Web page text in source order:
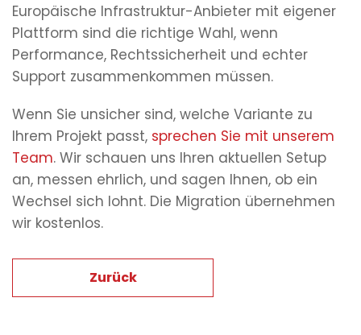
Europäische Infrastruktur-Anbieter mit eigener
Plattform sind die richtige Wahl, wenn
Performance, Rechtssicherheit und echter
Support zusammenkommen müssen.
Wenn Sie unsicher sind, welche Variante zu
Ihrem Projekt passt, sprechen Sie mit unserem
Team. Wir schauen uns Ihren aktuellen Setup
an, messen ehrlich, und sagen Ihnen, ob ein
Wechsel sich lohnt. Die Migration übernehmen
wir kostenlos.
Zurück